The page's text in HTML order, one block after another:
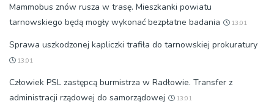
Mammobus znów rusza w trasę. Mieszkanki powiatu
tarnowskiego będą mogły wykonać bezpłatne badania
13:01
Sprawa uszkodzonej kapliczki trafiła do tarnowskiej prokuratury
13:01
Człowiek PSL zastępcą burmistrza w Radłowie. Transfer z
administracji rządowej do samorządowej
13:01